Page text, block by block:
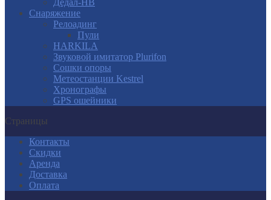
Дедал-НВ
Снаряжение
Релоадинг
Пули
HARKILA
Звуковой имитатор Plurifon
Сошки опоры
Метеостанции Kestrel
Хронографы
GPS ошейники
Страницы
Контакты
Скидки
Аренда
Доставка
Оплата